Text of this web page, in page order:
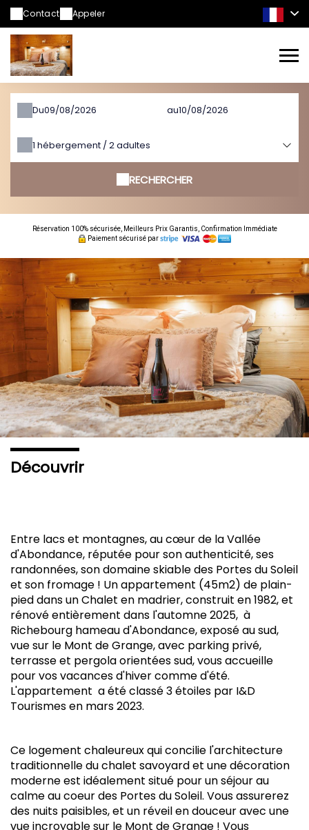
Contact Appeler
Du au
1 hébergement /2adultes
RECHERCHER
Réservation 100% sécurisée, Meilleurs Prix Garantis, Confirmation Immédiate
Paiement sécurisé par
Appartement
dans
un
chalet
individuel,
à
Abondance
Découvrir
Entre lacs et montagnes, au cœur de la Vallée
d'Abondance, réputée pour son authenticité, ses
randonnées, son domaine skiable des Portes du Soleil
et son fromage ! Un appartement (45m2) de plain-
pied dans un Chalet en madrier, construit en 1982, et
rénové entièrement dans l'automne 2025, à
Richebourg hameau d'Abondance, exposé au sud,
vue sur le Mont de Grange, avec parking privé,
terrasse et pergola orientées sud, vous accueille
pour vos vacances d'hiver comme d'été.
L'appartement a été classé 3 étoiles par I&D
Tourismes en mars 2023.
Ce logement chaleureux qui concilie l'architecture
traditionnelle du chalet savoyard et une décoration
moderne est idéalement situé pour un séjour au
calme au coeur des Portes du Soleil. Vous assurerez
des nuits paisibles, et un réveil en douceur avec une
vue incroyable sur le Mont de Grange ! Vous